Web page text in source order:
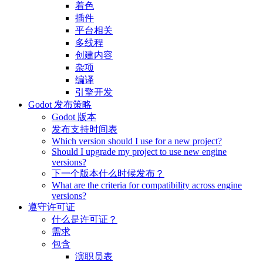
着色
插件
平台相关
多线程
创建内容
杂项
编译
引擎开发
Godot 发布策略
Godot 版本
发布支持时间表
Which version should I use for a new project?
Should I upgrade my project to use new engine
versions?
下一个版本什么时候发布？
What are the criteria for compatibility across engine
versions?
遵守许可证
什么是许可证？
需求
包含
演职员表